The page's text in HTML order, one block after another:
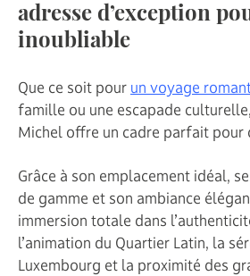
adresse d’exception
inoubliable
Que ce soit pour un voyage
famille ou une escapade
Michel offre un cadre parfait pour
Grâce à son emplacement idéal,
de gamme et son ambiance
immersion totale dans
l’animation du Quartier Latin, la
Luxembourg et la proximité des